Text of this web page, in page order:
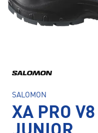
SALOMON
XA PRO